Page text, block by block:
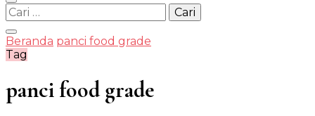
Cari
untuk:
Beranda panci food grade
Tag
panci food grade